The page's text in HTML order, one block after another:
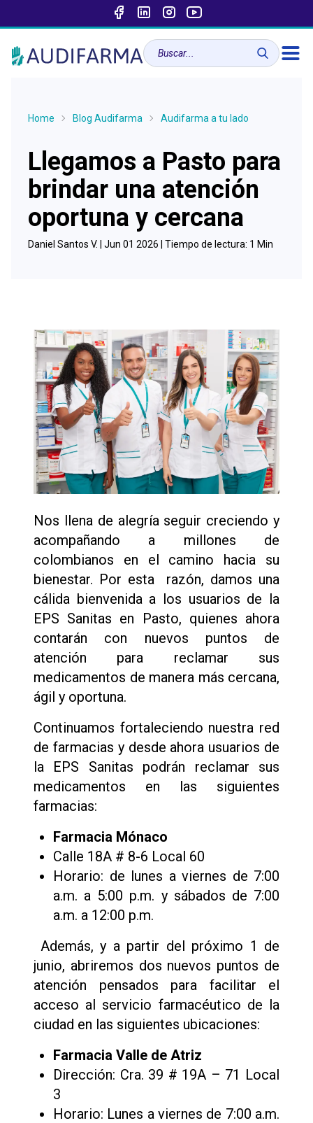
Home Blog Audifarma Audifarma a tu lado
Llegamos a Pasto para
brindar una atención
oportuna y cercana
Daniel Santos V. | Jun 01 2026 | Tiempo de lectura: 1 Min
Nos llena de alegría seguir creciendo y
acompañando a millones de
colombianos en el camino hacia su
bienestar. Por esta razón, damos una
cálida bienvenida a los usuarios de la
EPS Sanitas en Pasto, quienes ahora
contarán con nuevos puntos de
atención para reclamar sus
medicamentos de manera más cercana,
ágil y oportuna.
Continuamos fortaleciendo nuestra red
de farmacias y desde ahora usuarios de
la EPS Sanitas podrán reclamar sus
medicamentos en las siguientes
farmacias:
Farmacia Mónaco
Calle 18A # 8-6 Local 60
Horario: de lunes a viernes de 7:00
a.m. a 5:00 p.m. y sábados de 7:00
a.m. a 12:00 p.m.
Además, y a partir del próximo 1 de
junio, abriremos dos nuevos puntos de
atención pensados para facilitar el
acceso al servicio farmacéutico de la
ciudad en las siguientes ubicaciones:
Farmacia Valle de Atriz
Dirección: Cra. 39 # 19A – 71 Local
3
Horario: Lunes a viernes de 7:00 a.m.